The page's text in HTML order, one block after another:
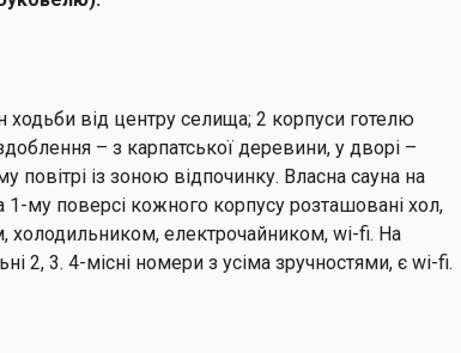
ходьби від центру селища; 2 корпуси готелю
– з карпатської деревини, у дворі –
із зоною відпочинку. Власна сауна на
му поверсі кожного корпусу розташовані хол,
холодильником, електрочайником, wi-fi. На
2, 3. 4-місні номери з усіма зручностями, є wi-fi.